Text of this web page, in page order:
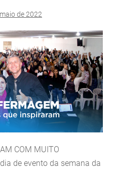
de 2022
COM MUITO
de evento da semana da